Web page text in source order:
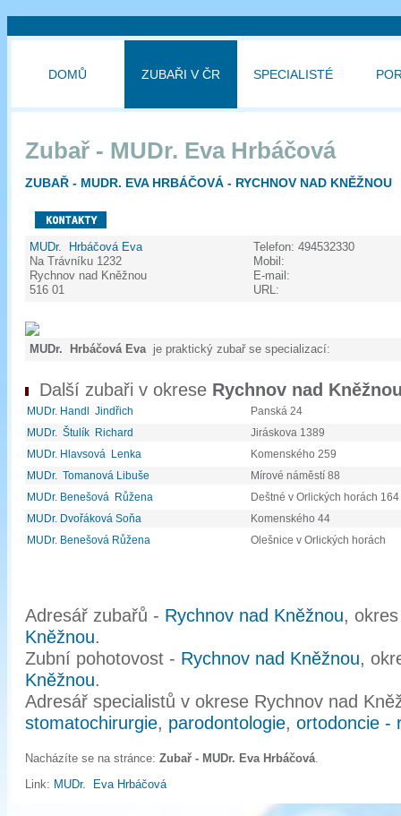
DOMŮ ZUBAŘI V ČR SPECIALISTÉ
Zubař - MUDr. Eva Hrbáčová
ZUBAŘ - MUDR. EVA HRBÁČOVÁ - RYCHNOV NAD KNĚŽNOU
MUDr. Hrbáčová Eva
Na Trávníku 1232
Rychnov nad Kněžnou
516 01
Telefon:
Mobil:
E-mail:
URL:
494532330
MUDr. Hrbáčová Eva je praktický zubař se specializací:
Další zubaři v okrese Rychnov nad
MUDr. Handl Jindřich
Panská 24
MUDr. Štulík Richard
Jiráskova 1389
MUDr. Hlavsová Lenka
Komenského 259
MUDr. Tomanová Libuše
Mírové náměstí 88
MUDr. Benešová Růžena
Deštné v Orlických horách 164
MUDr. Dvořáková Soňa
Komenského 44
MUDr. Benešová Růžena
Olešnice v Orlických horách
Adresář zubařů - Rychnov nad Kněžnou,
Kněžnou.
Zubní pohotovost - Rychnov nad Kněžnou,
Kněžnou.
Adresář specialistů v okrese Rychnov nad
stomatochirurgie, parodontologie, ortodoncie -
Nacházíte se na stránce: Zubař - MUDr. Eva Hrbáčová.
Link: MUDr. Eva Hrbáčová